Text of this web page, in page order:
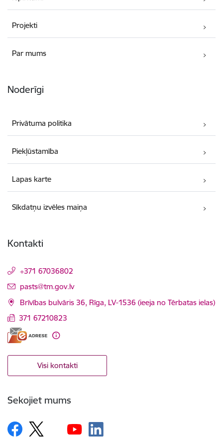
Projekti
Par mums
Noderīgi
Privātuma politika
Piekļūstamība
Lapas karte
Sīkdatņu izvēles maiņa
Kontakti
+371 67036802
E-pasts:
pasts@tm.gov.lv
Brīvības bulvāris 36, Rīga, LV-1536 (ieeja no Tērbatas ielas)
371 67210823
Visi kontakti
Sekojiet mums